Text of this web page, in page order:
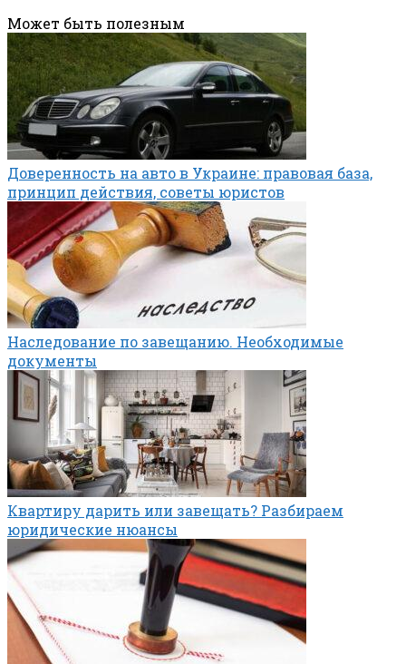
Может быть полезным
Доверенность на авто в Украине: правовая база,
принцип действия, советы юристов
Наследование по завещанию. Необходимые
документы
Квартиру дарить или завещать? Разбираем
юридические нюансы